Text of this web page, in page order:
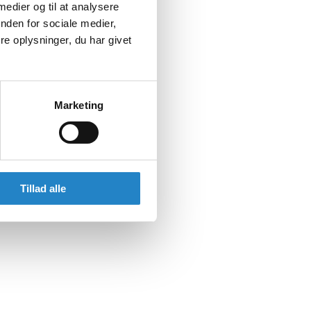
og til at analysere
for sociale medier,
oplysninger, du har givet
Marketing
Tillad alle